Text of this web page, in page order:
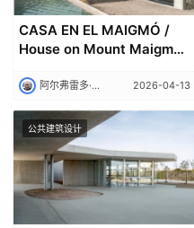
CASA EN EL MAIGMÓ /
House on Mount Maigmó |
Payá阿尔弗雷多·帕亚｜Alfredo Payá 2026-04-13
公共建筑设计